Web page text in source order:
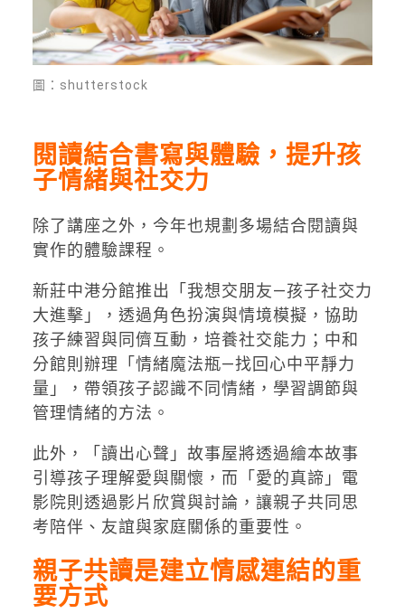
圖：shutterstock
閱讀結合書寫與體驗，提升孩
子情緒與社交力
除了講座之外，今年也規劃多場結合閱讀與
實作的體驗課程。
新莊中港分館推出「我想交朋友—孩子社交力
大進擊」，透過角色扮演與情境模擬，協助
孩子練習與同儕互動，培養社交能力；中和
分館則辦理「情緒魔法瓶—找回心中平靜力
量」，帶領孩子認識不同情緒，學習調節與
管理情緒的方法。
此外，「讀出心聲」故事屋將透過繪本故事
引導孩子理解愛與關懷，而「愛的真諦」電
影院則透過影片欣賞與討論，讓親子共同思
考陪伴、友誼與家庭關係的重要性。
親子共讀是建立情感連結的重
要方式